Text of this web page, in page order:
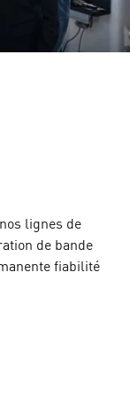
lignes de
de bande
fiabilité